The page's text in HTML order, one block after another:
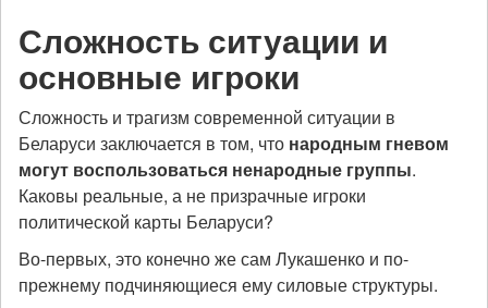
Сложность ситуации и
основные игроки
Сложность и трагизм современной ситуации в
Беларуси заключается в том, что народным гневом
могут воспользоваться ненародные группы.
Каковы реальные, а не призрачные игроки
политической карты Беларуси?
Во-первых, это конечно же сам Лукашенко и по-
прежнему подчиняющиеся ему силовые структуры.